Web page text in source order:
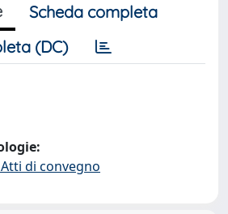
Scheda completa
(DC)
di convegno